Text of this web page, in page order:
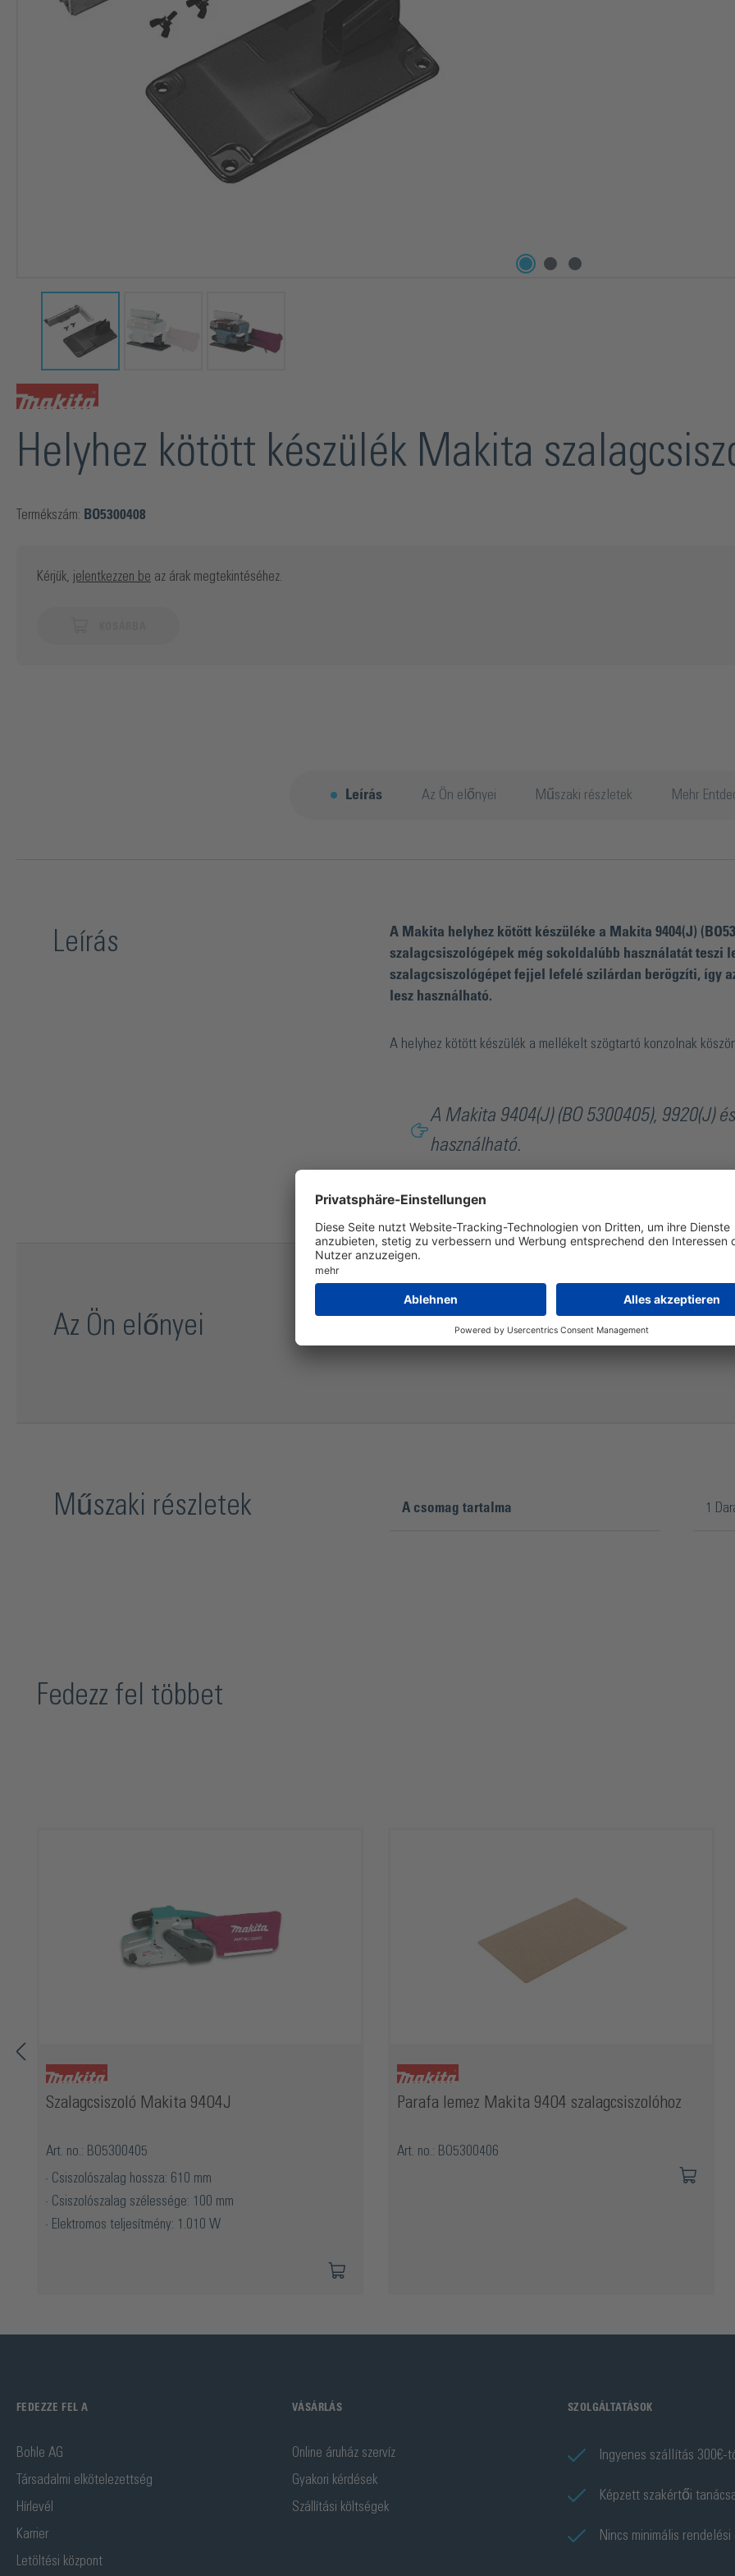
Helyhez kötött készülék Makita
Termékszám: BO5300408
Kérjük, jelentkezzen be az árak megtekintéséhez.
Leírás Az Ön előnyei Műszaki részletek Mehr
Leírás
A Makita helyhez kötött készüléke a Makita 9404(J)
szalagcsiszológépek még sokoldalúbb használatát teszi
szalagcsiszológépet fejjel lefelé szilárdan berögzíti, így
lesz használható.
A helyhez kötött készülék a mellékelt szögtartó konzolnak
A Makita 9404(J) (BO 5300405), 9920(J)
használható.
Az Ön előnyei Eredeti Makita rendszer tartozékok
Műszaki részletek A csomag tartalma 1
Fedezz fel többet
Szalagcsiszoló Makita 9404J
Art. no.: BO5300405
Csiszolószalag hossza: 610 mm
Csiszolószalag szélessége: 100 mm
Elektromos teljesítmény: 1.010 W
Parafa lemez Makita 9404 szalagcsiszolóhoz
Art. no.: BO5300406
FEDEZZE FEL A
Bohle AG
Társadalmi elkötelezettség
Hírlevél
Karrier
Letöltési központ
VÁSÁRLÁS
Online áruház szervíz
Gyakori kérdések
Szállítási költségek
SZOLGÁLTATÁSOK
Ingyenes szállítás 300€-
Képzett szakértői
Nincs minimális